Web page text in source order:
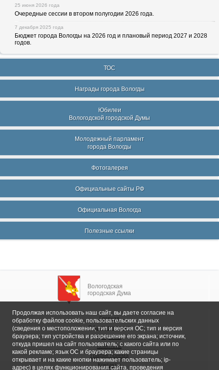
25 июня 2026 года
Очередные сессии в втором полугодии 2026 года.
7 декабря 2025 года
Бюджет города Вологды на 2026 год и плановый период 2027 и 2028
годов.
ТОС
Награды города Вологды
Юбилеи
Вологодской городской Думы
Молодежный парламент
города Вологды
Фотогалерея
Официальные сайты РФ
Официальная Вологда
Полезные ссылки
Вологодская
городская Дума
Главная
Общие сведения
Депутаты
Комитеты
График приема
Контакты
Продолжая использовать наш сайт, вы даете согласие на
обработку файлов cookie, пользовательских данных
(сведения о местоположении; тип и версия ОС; тип и версия
браузера; тип устройства и разрешение его экрана; источник,
откуда пришел на сайт пользователь; с какого сайта или по
какой рекламе; язык ОС и браузера; какие страницы
открывает и на какие кнопки нажимает пользователь; ip-
адрес) в целях функционирования сайта, проведения